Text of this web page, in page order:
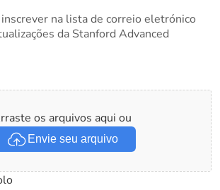
na lista de correio eletrónico
da Stanford Advanced
os arquivos aqui ou
Envie seu arquivo